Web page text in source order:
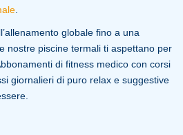
globale fino a una
nostre piscine termali ti aspettano per
di fitness medico con corsi
giornalieri di puro relax e suggestive